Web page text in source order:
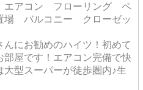
アコン フローリング ペ
場 バルコニー クローゼッ
にお勧めのハイツ！初めて
屋です！エアコン完備で快
型スーパーが徒歩圏内♪生